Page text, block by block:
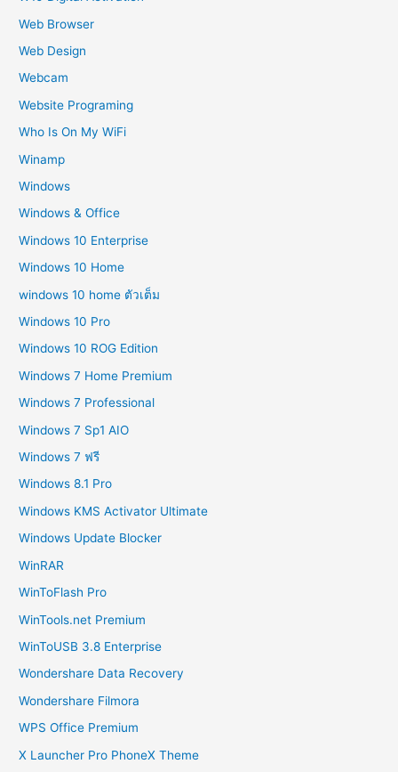
Web Browser
Web Design
Webcam
Website Programing
Who Is On My WiFi
Winamp
Windows
Windows & Office
Windows 10 Enterprise
Windows 10 Home
windows 10 home ตัวเต็ม
Windows 10 Pro
Windows 10 ROG Edition
Windows 7 Home Premium
Windows 7 Professional
Windows 7 Sp1 AIO
Windows 7 ฟรี
Windows 8.1 Pro
Windows KMS Activator Ultimate
Windows Update Blocker
WinRAR
WinToFlash Pro
WinTools.net Premium
WinToUSB 3.8 Enterprise
Wondershare Data Recovery
Wondershare Filmora
WPS Office Premium
X Launcher Pro PhoneX Theme